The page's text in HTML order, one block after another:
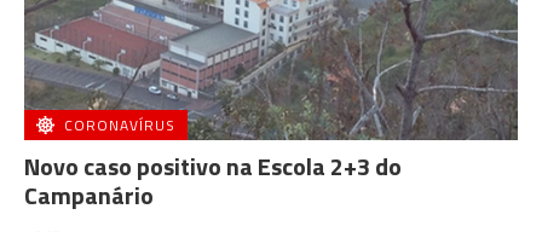
CORONAVÍRUS
Novo caso positivo na Escola 2+3 do
Campanário